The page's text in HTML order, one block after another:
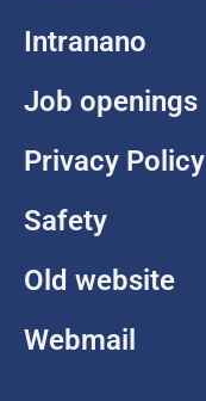
Intranano
Job openings
Privacy Policy
Safety
Old website
Webmail